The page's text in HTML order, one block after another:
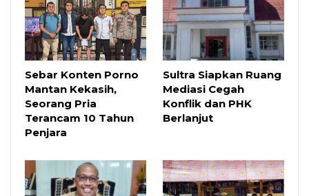
Sebar Konten Porno
Mantan Kekasih,
Seorang Pria
Terancam 10 Tahun
Penjara
Sultra Siapkan Ruang
Mediasi Cegah
Konflik dan PHK
Berlanjut